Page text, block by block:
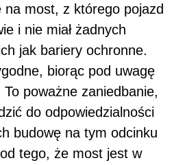
most, z którego pojazd
i nie miał żadnych
jak bariery ochronne.
biorąc pod uwagę
poważne zaniedbanie,
do odpowiedzialności
budowę na tym odcinku
tego, że most jest w